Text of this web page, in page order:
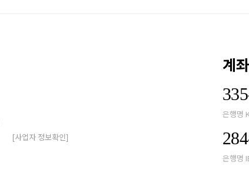
[사업자 정보확인]
계
은행명
은행명